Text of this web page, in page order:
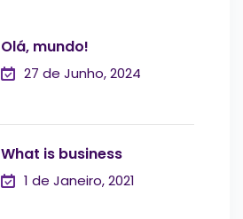
Olá, mundo!
27 de Junho, 2024
What is business
1 de Janeiro, 2021